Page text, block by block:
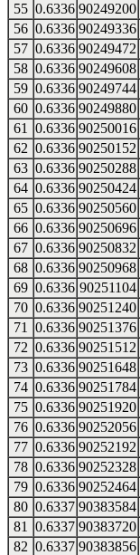
55 0.6336 90249200
56 0.6336 90249336
57 0.6336 90249472
58 0.6336 90249608
59 0.6336 90249744
60 0.6336 90249880
61
0.6336 90250016
62 0.6336 90250152
63 0.6336 90250288
64 0.6336 90250424
65 0.6336 90250560
66 0.6336 90250696
67 0.6336 90250832
68 0.6336 90250968
69 0.6336 90251104
70 0.6336 90251240
71
0.6336 90251376
72 0.6336 90251512
73 0.6336 90251648
74 0.6336 90251784
75 0.6336 90251920
76 0.6336 90252056
77 0.6336 90252192
78 0.6336 90252328
79 0.6336 90252464
80 0.6337 90383584
81
0.6337 90383720
82 0.6337 90383856